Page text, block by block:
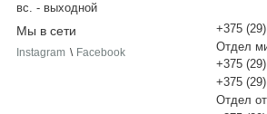
вс. - выходной
+375
Отдел
+375
+375
Отдел
Мы в сети
Instagram \ Facebook